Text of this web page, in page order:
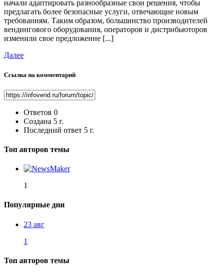
начали адаптировать разнообразные свои решения, чтобы
предлагать более безопасные услуги, отвечающие новым
требованиям. Таким образом, большинство производителей
вендингового оборудования, операторов и дистрибьюторов
изменили свое предложение [...]
Далее
Ссылка на комментарий
Ответов 0
Создана 5 г.
Последний ответ 5 г.
Топ авторов темы
1
Популярные дни
23 авг
1
Топ авторов темы